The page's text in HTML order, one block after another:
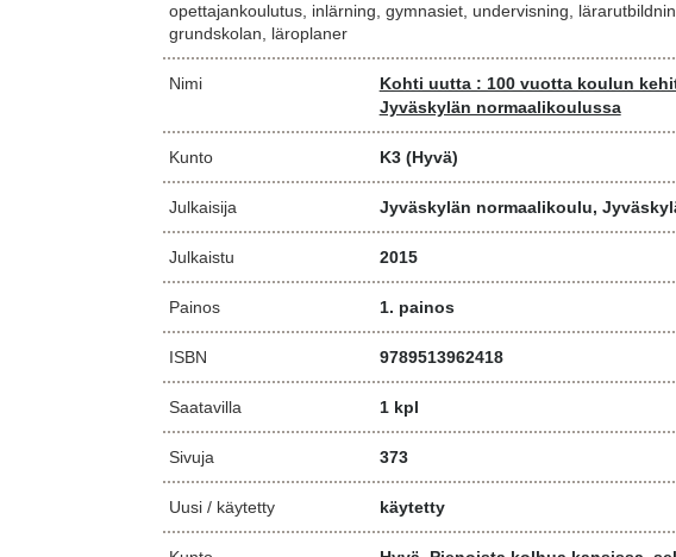
opettajankoulutus, inlärning, gymnasiet, undervisning,
grundskolan, läroplaner
Nimi
Kohti uutta : 100 vuotta koulun
Jyväskylän normaalikoulussa
Kunto K3 (Hyvä)
Julkaisija Jyväskylän normaalikoulu,
Julkaistu 2015
Painos 1. painos
ISBN 9789513962418
Saatavilla 1 kpl
Sivuja 373
Uusi / käytetty käytetty